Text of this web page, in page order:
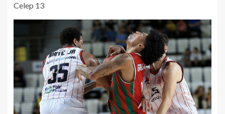
Celep 13